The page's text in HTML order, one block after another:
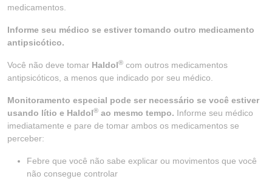
medicamentos.
Informe seu médico se estiver tomando outro medicamento
antipsicótico.
Você não deve tomar Haldol® com outros medicamentos
antipsicóticos, a menos que indicado por seu médico.
Monitoramento especial pode ser necessário se você estiver
usando lítio e Haldol® ao mesmo tempo. Informe seu médico
imediatamente e pare de tomar ambos os medicamentos se
perceber:
Febre que você não sabe explicar ou movimentos que você
não consegue controlar